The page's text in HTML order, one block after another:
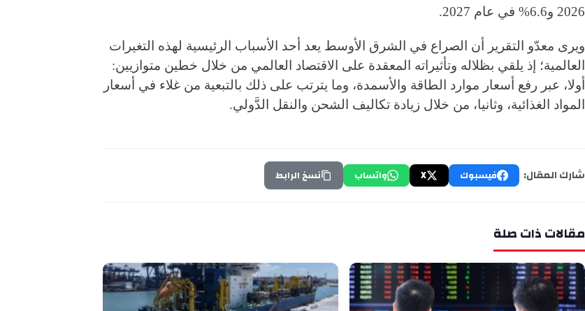
2026 و6.6% في عام 2027.
ويرى معدّو التقرير أن الصراع في الشرق الأوسط يعد أحد الأسباب الرئيسية لهذه التغيرات
العالمية؛ إذ يلقي بظلاله وتأثيراته المعقدة على الاقتصاد العالمي من خلال خطين متوازيين:
أولا، عبر رفع أسعار موارد الطاقة والأسمدة، وما يترتب على ذلك بالتبعية من غلاء في أسعار
المواد الغذائية، وثانيا، من خلال زيادة تكاليف الشحن والنقل الدَّولي.
شارك المقال: فيسبوك X واتساب نسخ الرابط
مقالات ذات صلة